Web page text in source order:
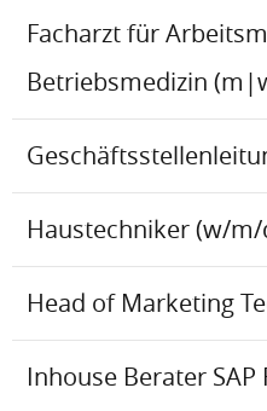
Facharzt für
Betriebsmedizin
Haustechniker (w/m/
Head of Marketing
Inhouse Berater